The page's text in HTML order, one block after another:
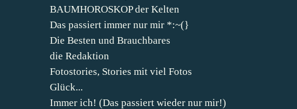
BAUMHOROSKOP der Kelten
Das passiert immer nur mir *:~(}
Die Besten und Brauchbares
die Redaktion
Fotostories, Stories mit viel Fotos
Glück...
Immer ich! (Das passiert wieder nur mir!)